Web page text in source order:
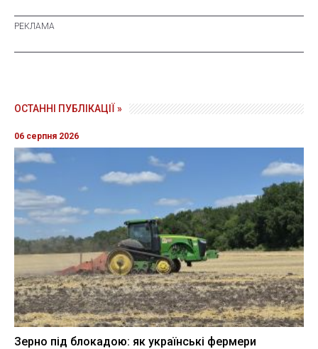
ОСТАННІ ПУБЛІКАЦІЇ »
06 серпня 2026
Зерно під блокадою: як українські фермери